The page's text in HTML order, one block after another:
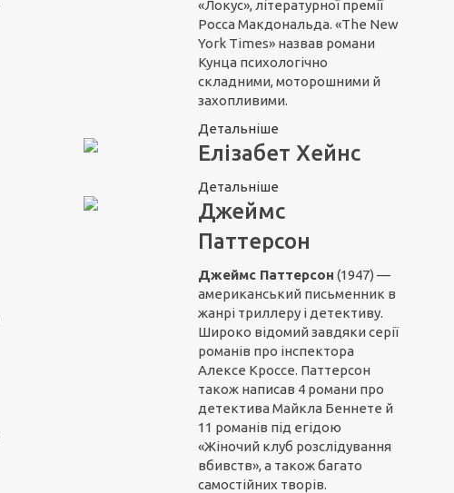
«Локус», літературної премії
Росса Макдональда. «The New
York Times» назвав романи
Кунца психологічно
складними, моторошними й
захопливими.
Детальніше
Елізабет Хейнс
Детальніше
Джеймс
Паттерсон
Джеймс Паттерсон (1947) —
американський письменник в
жанрі триллеру і детективу.
Широко відомий завдяки серії
романів про інспектора
Алексе Кроссе. Паттерсон
також написав 4 романи про
детектива Майкла Беннете й
11 романів під егідою
«Жіночий клуб розслідування
вбивств», а також багато
самостійних творів.